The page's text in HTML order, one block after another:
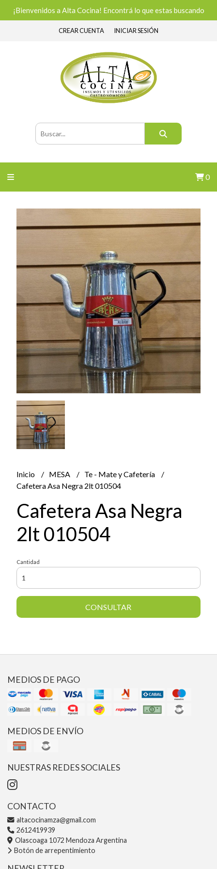
¡Bienvenidos a Alta Cocina! Encontrá lo que estas buscando
CREAR CUENTA INICIAR SESIÓN
0
Inicio MESA
Te - Mate y Cafetería
Cafetera Asa Negra 2lt 010504
Cafetera Asa Negra
2lt 010504
Cantidad
CONSULTAR
MEDIOS DE PAGO
MEDIOS DE ENVÍO
NUESTRAS REDES SOCIALES
CONTACTO
altacocinamza@gmail.com
2612419939
Olascoaga 1072 Mendoza Argentina
Botón de arrepentimiento